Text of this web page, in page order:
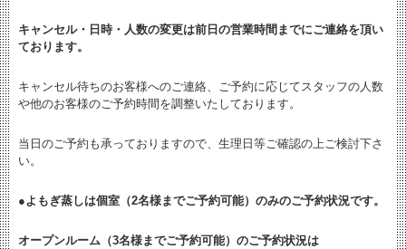
キャンセル・日時・人数の変更は前日の営業時間までにご連絡を頂い
ております。
キャンセル待ちのお客様へのご連絡、ご予約に応じてスタッフの人数
や他のお客様のご予約時間を調整いたしております。
当日のご予約も承っておりますので、生理日等ご確認の上ご検討下さ
い。
●よもぎ蒸しは個室（2名様までご予約可能）のみのご予約状況です。
オープンルーム（3名様までご予約可能）のご予約状況は